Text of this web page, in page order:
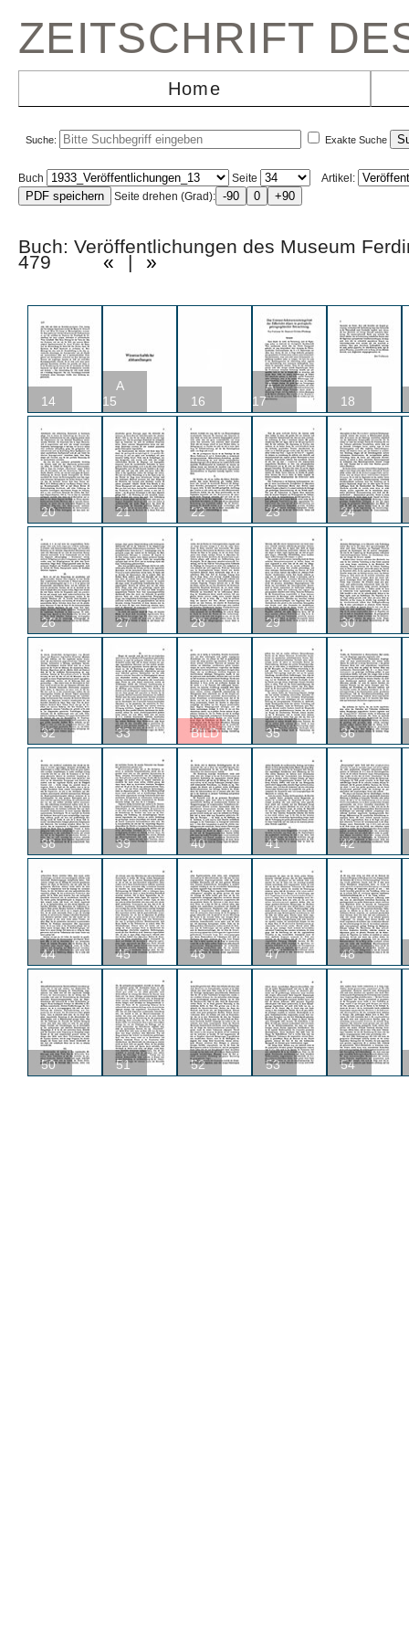
ZEITSCHRIFT
Home
Suche: Exakte Suche
Buch Seite
Artikel:
Seite drehen (Grad):
Buch: Veröffentlichungen des Museum
479 « | »
14
A
15
16
A
17
18
20 21 22 23 24
26 27 28 29 30
32 33 BILD 35 36
38 39 40 41 42
44 45 46 47 48
50 51 52 53 54